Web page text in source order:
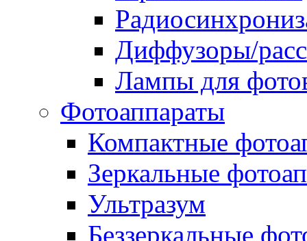
Диффузоры/
Лампы для
Фотоаппараты
Компактные
Зеркальные
Ультразум
Беззеркальные